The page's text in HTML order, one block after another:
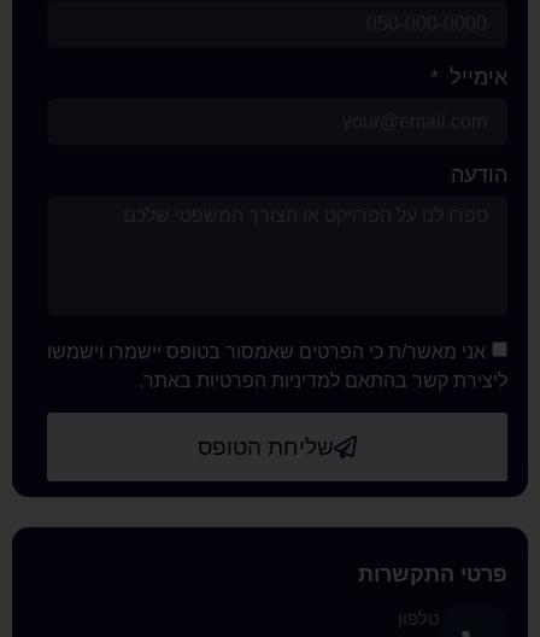
ת כי הפרטים שאמסור בטופס יישמרו וישמשו
בהתאם למדיניות הפרטיות באתר.
שליחת הטופס